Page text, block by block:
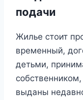
подачи
Жилье стоит
временный,
детьми,
выданы